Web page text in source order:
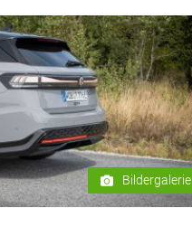
Bildergalerie